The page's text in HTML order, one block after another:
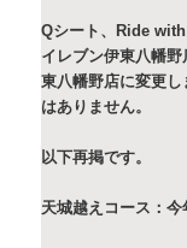
Qシート、Ride
イレブン伊東八幡
東八幡野店に変更
はありません。
以下再掲です。
天城越えコース：今